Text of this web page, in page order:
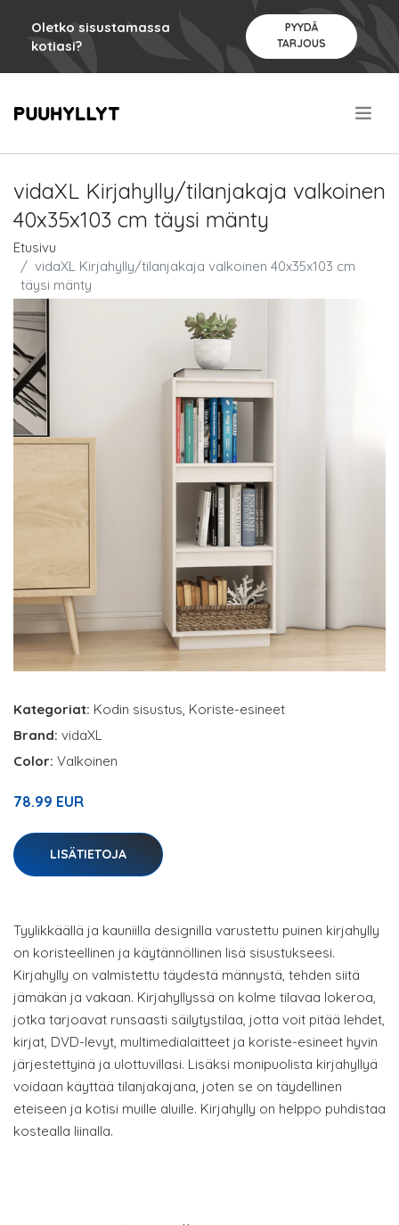
Oletko sisustamassa
kotiasi?
PYYDÄ
TARJOUS
vidaXL Kirjahylly/tilanjakaja valkoinen
40x35x103 cm täysi mänty
Etusivu
vidaXL Kirjahylly/tilanjakaja valkoinen 40x35x103 cm
täysi mänty
Kategoriat: Kodin sisustus, Koriste-esineet
Brand: vidaXL
Color: Valkoinen
78.99 EUR
LISÄTIETOJA
Tyylikkäällä ja kauniilla designilla varustettu puinen kirjahylly
on koristeellinen ja käytännöllinen lisä sisustukseesi.
Kirjahylly on valmistettu täydestä männystä, tehden siitä
jämäkän ja vakaan. Kirjahyllyssä on kolme tilavaa lokeroa,
jotka tarjoavat runsaasti säilytystilaa, jotta voit pitää lehdet,
kirjat, DVD-levyt, multimedialaitteet ja koriste-esineet hyvin
järjestettyinä ja ulottuvillasi. Lisäksi monipuolista kirjahyllyä
voidaan käyttää tilanjakajana, joten se on täydellinen
eteiseen ja kotisi muille aluille. Kirjahylly on helppo puhdistaa
kostealla liinalla.